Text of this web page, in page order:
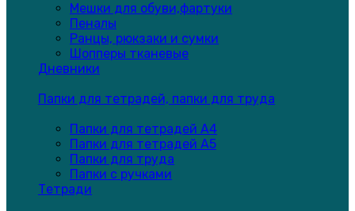
Мешки для обуви,фартуки
Пеналы
Ранцы, рюкзаки и сумки
Шопперы тканевые
Дневники
Папки для тетрадей, папки для труда
Папки для тетрадей А4
Папки для тетрадей А5
Папки для труда
Папки с ручками
Тетради